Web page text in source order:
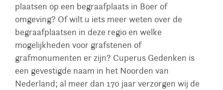
plaatsen op een begraafplaats in Boer of
omgeving? Of wilt u iets meer weten over de
begraafplaatsen in deze regio en welke
mogelijkheden voor grafstenen of
grafmonumenten er zijn? Cuperus Gedenken is
een gevestigde naam in het Noorden van
Nederland; al meer dan 170 jaar verzorgen wij de